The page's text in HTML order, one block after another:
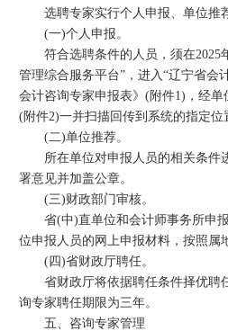
选聘专家实行个人申报、单位推荐
(一)个人申报。
符合选聘条件的人员，须在2025
管理综合服务平台”，进入“辽宁省会
会计咨询专家申报表》(附件1)，经单
(附件2)一并扫描回传到系统的指定位
(二)单位推荐。
所在单位对申报人员的相关条件
署意见并加盖公章。
(三)财政部门审核。
省(中)直单位和会计师事务所申报
位申报人员的网上申报材料，按照属
(四)省财政厅聘任。
省财政厅将依据聘任条件择优聘
询专家聘任期限为三年。
五、咨询专家管理